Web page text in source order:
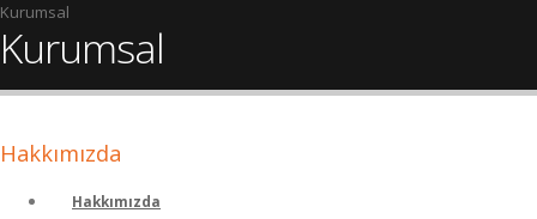
Kurumsal
Kurumsal
Hakkımızda
Hakkımızda